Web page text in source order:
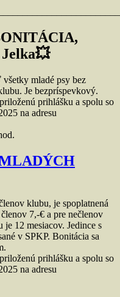
všetky mladé psy bez
Je bezpríspevkový.
prihlášku a spolu so
na adresu
klubu, je spoplatnená
7,-€ a pre nečlenov
12 mesiacov. Jedince s
v SPKP. Bonitácia sa
prihlášku a spolu so
na adresu